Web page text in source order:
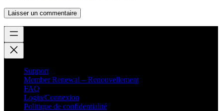
Support
Member Renewal – Renouvellement
FAQ
Login/Connexion
Politique de confidentialité